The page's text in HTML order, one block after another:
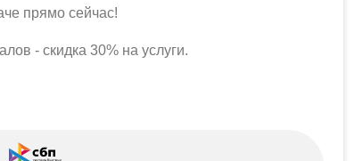
прямо сейчас!
- скидка 30% на услуги.